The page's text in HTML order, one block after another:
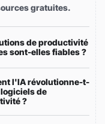
gratuites.
de productivité
sont-elles fiables ?
l'IA révolutionne-t-
de
?